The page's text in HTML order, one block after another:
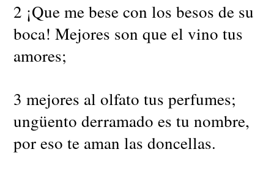
2 ¡Que me bese con los besos de su
boca! Mejores son que el vino tus
amores;
3 mejores al olfato tus perfumes;
ungüento derramado es tu nombre,
por eso te aman las doncellas.